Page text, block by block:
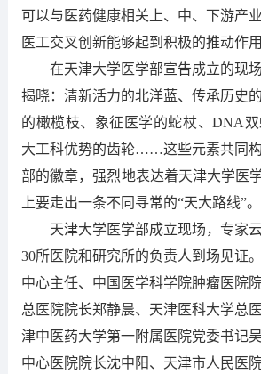
可以与医药健康相关上、中、下游产
医工交叉创新能够起到积极的推动作用
在天津大学医学部宣告成立的现
揭晓：清新活力的北洋蓝、传承历史
的橄榄枝、象征医学的蛇杖、DNA
大工科优势的齿轮……这些元素共同
部的徽章，强烈地表达着天津大学医
上要走出一条不同寻常的“天大路线”。
天津大学医学部成立现场，专家
30所医院和研究所的负责人到场见证
中心主任、中国医学科学院肿瘤医院
总医院院长郑静晨、天津医科大学总
津中医药大学第一附属医院党委书记
中心医院院长沈中阳、天津市人民医